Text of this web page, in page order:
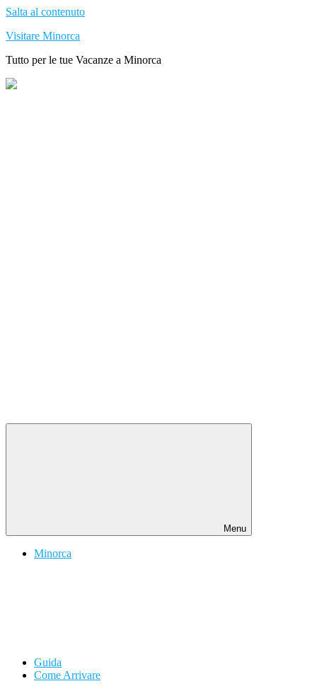
Salta al contenuto
Visitare Minorca
Tutto per le tue Vacanze a Minorca
Menu
Minorca
Guida
Come Arrivare